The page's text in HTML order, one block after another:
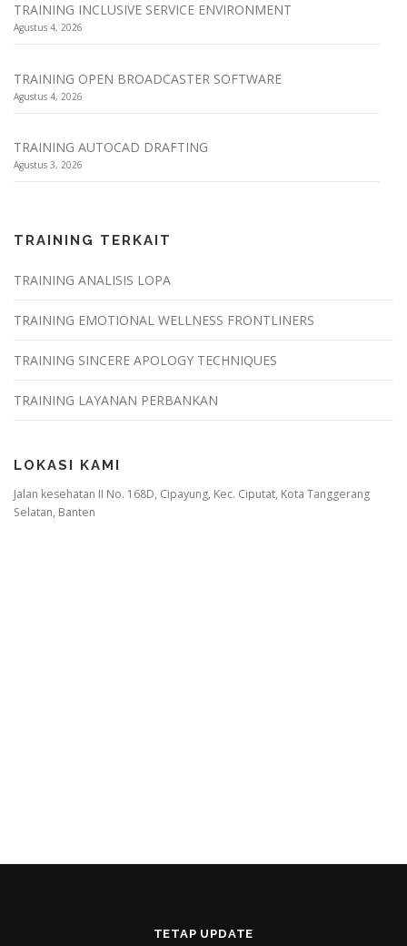
TRAINING INCLUSIVE SERVICE ENVIRONMENT
Agustus 4, 2026
TRAINING OPEN BROADCASTER SOFTWARE
Agustus 4, 2026
TRAINING AUTOCAD DRAFTING
Agustus 3, 2026
TRAINING TERKAIT
TRAINING ANALISIS LOPA
TRAINING EMOTIONAL WELLNESS FRONTLINERS
TRAINING SINCERE APOLOGY TECHNIQUES
TRAINING LAYANAN PERBANKAN
LOKASI KAMI
Jalan kesehatan II No. 168D, Cipayung, Kec. Ciputat, Kota Tanggerang
Selatan, Banten
TETAP UPDATE